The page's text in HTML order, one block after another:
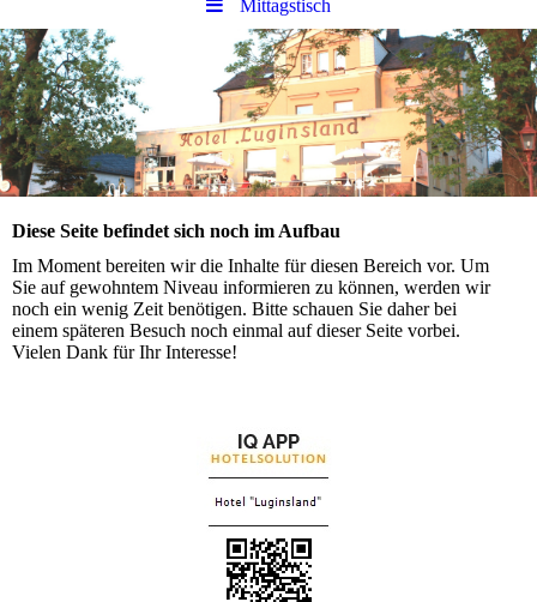
Mittagstisch
Diese Seite befindet sich noch im Aufbau
Im Moment bereiten wir die Inhalte für diesen Bereich vor. Um
Sie auf gewohntem Niveau informieren zu können, werden wir
noch ein wenig Zeit benötigen. Bitte schauen Sie daher bei
einem späteren Besuch noch einmal auf dieser Seite vorbei.
Vielen Dank für Ihr Interesse!